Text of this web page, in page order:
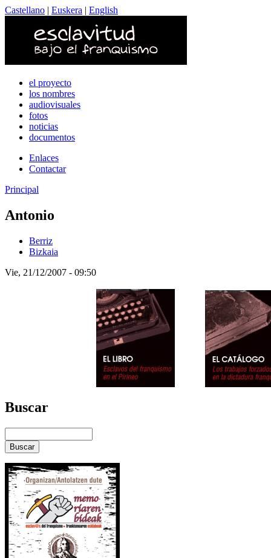
Castellano | Euskera | English
el proyecto
los nombres
audiovisuales
fotos
noticias
documentos
Enlaces
Contactar
Principal
Antonio
Berriz
Bizkaia
Vie, 21/12/2007 - 09:50
Buscar